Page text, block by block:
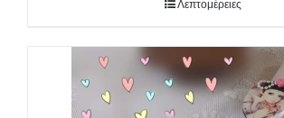
Λεπτομέρειες